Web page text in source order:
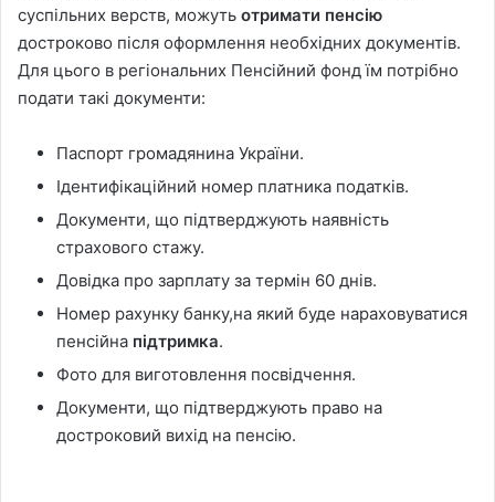
суспільних верств, можуть отримати пенсію
достроково після оформлення необхідних документів.
Для цього в регіональних Пенсійний фонд їм потрібно
подати такі документи:
Паспорт громадянина України.
Ідентифікаційний номер платника податків.
Документи, що підтверджують наявність
страхового стажу.
Довідка про зарплату за термін 60 днів.
Номер рахунку банку,на який буде нараховуватися
пенсійна підтримка.
Фото для виготовлення посвідчення.
Документи, що підтверджують право на
достроковий вихід на пенсію.